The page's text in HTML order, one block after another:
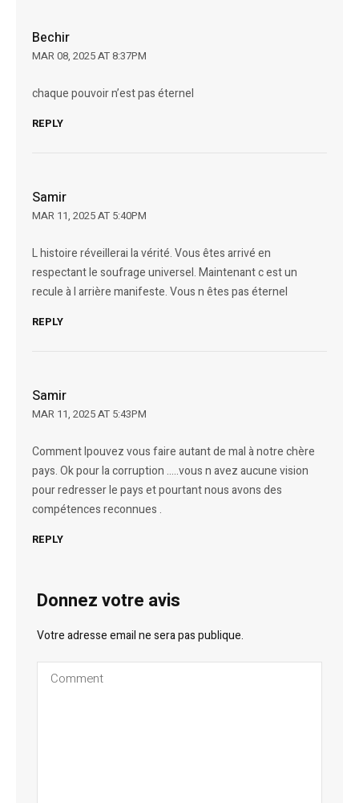
Bechir
MAR 08, 2025 AT 8:37PM
chaque pouvoir n’est pas éternel
REPLY
Samir
MAR 11, 2025 AT 5:40PM
L histoire réveillerai la vérité. Vous êtes arrivé en
respectant le soufrage universel. Maintenant c est un
recule à l arrière manifeste. Vous n êtes pas éternel
REPLY
Samir
MAR 11, 2025 AT 5:43PM
Comment lpouvez vous faire autant de mal à notre chère
pays. Ok pour la corruption …..vous n avez aucune vision
pour redresser le pays et pourtant nous avons des
compétences reconnues .
REPLY
Donnez votre avis
Votre adresse email ne sera pas publique.